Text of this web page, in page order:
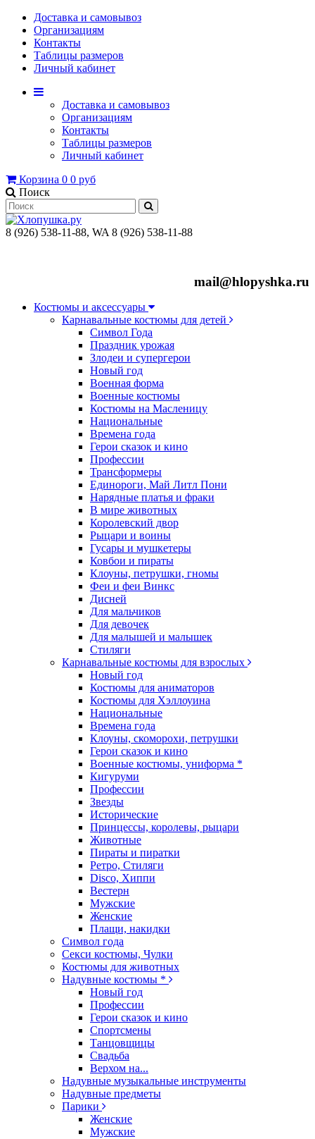
Доставка и самовывоз
Организациям
Контакты
Таблицы размеров
Личный кабинет
Доставка и самовывоз
Организациям
Контакты
Таблицы размеров
Личный кабинет
Корзина 0 0 руб
Поиск
8 (926) 538-11-88, WA 8 (926) 538-11-88
mail@hlopyshka.ru
Костюмы и аксессуары
Карнавальные костюмы для детей
Символ Года
Праздник урожая
Злодеи и супергерои
Новый год
Военная форма
Военные костюмы
Костюмы на Масленицу
Национальные
Времена года
Герои сказок и кино
Профессии
Трансформеры
Единороги, Май Литл Пони
Нарядные платья и фраки
В мире животных
Королевский двор
Рыцари и воины
Гусары и мушкетеры
Ковбои и пираты
Клоуны, петрушки, гномы
Феи и феи Винкс
Дисней
Для мальчиков
Для девочек
Для малышей и малышек
Стиляги
Карнавальные костюмы для взрослых
Новый год
Костюмы для аниматоров
Костюмы для Хэллоуина
Национальные
Времена года
Клоуны, скоморохи, петрушки
Герои сказок и кино
Военные костюмы, униформа *
Кигуруми
Профессии
Звезды
Исторические
Принцессы, королевы, рыцари
Животные
Пираты и пиратки
Ретро, Стиляги
Disco, Хиппи
Вестерн
Мужские
Женские
Плащи, накидки
Символ года
Секси костюмы, Чулки
Костюмы для животных
Надувные костюмы *
Новый год
Профессии
Герои сказок и кино
Спортсмены
Танцовщицы
Свадьба
Верхом на...
Надувные музыкальные инструменты
Надувные предметы
Парики
Женские
Мужские